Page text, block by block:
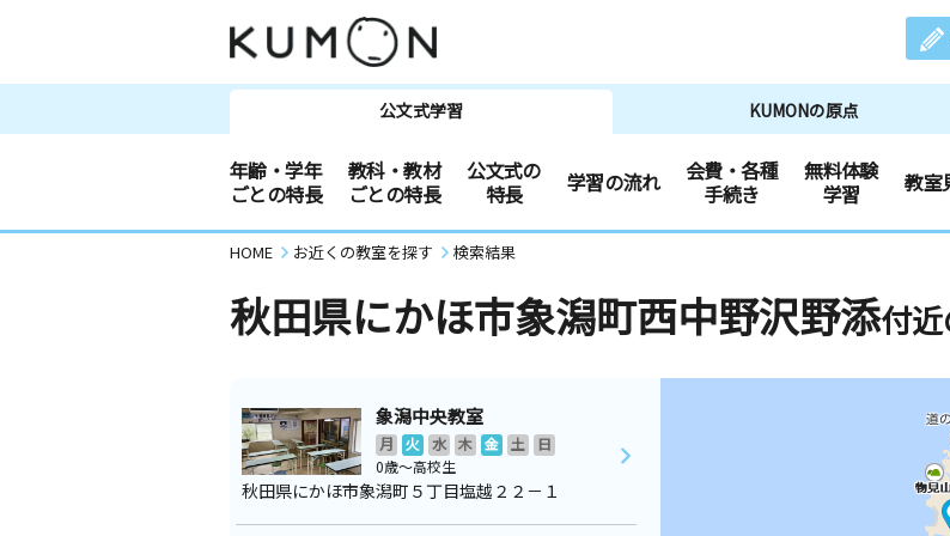
公文式学習 KUMONの原点
年齢・学年
ごとの特長
教科・教材
ごとの特長
公文式の
特長
学習の流れ
会費・各種
手続き
無料体験
学習
教室
HOME お近くの教室を探す 検索結果
秋田県にかほ市象潟町西中野沢野添付
象潟中央教室
月 火 水 木 金 土
日
0歳～高校生
秋田県にかほ市象潟町５丁目塩越２２－１